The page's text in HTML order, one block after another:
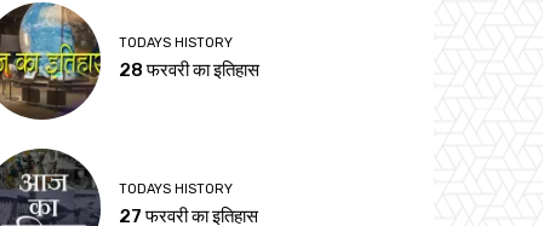
TODAYS HISTORY
28 फरवरी का इतिहास
TODAYS HISTORY
27 फरवरी का इतिहास